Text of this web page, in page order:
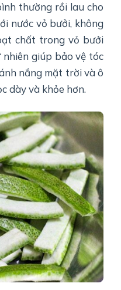
thường rồi lau cho
nước vỏ bưởi, không
chất trong vỏ bưởi
giúp bảo vệ tóc
nắng mặt trời và ô
dày và khỏe hơn.